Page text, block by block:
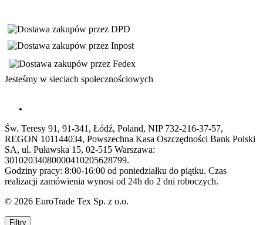
Jesteśmy w sieciach społecznościowych
Św. Teresy 91, 91-341, Łódź, Poland, NIP 732-216-37-57,
REGON 101144034, Powszechna Kasa Oszczędności Bank Polski
SA, ul. Puławska 15, 02-515 Warszawa:
30102034080000410205628799.
Godziny pracy: 8:00-16:00 od poniedziałku do piątku. Czas
realizacji zamówienia wynosi od 24h do 2 dni roboczych.
© 2026 EuroTrade Tex Sp. z o.o.
Filtry